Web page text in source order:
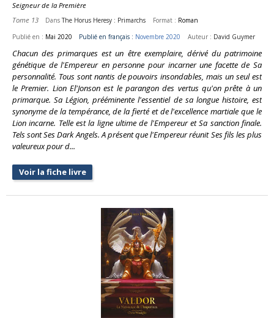
Seigneur de la Première
Tome 13
DansThe Horus Heresy : Primarchs Format : Roman
Publié en : Mai 2020 Publié en français : Novembre 2020 Auteur : David Guymer
Chacun des primarques est un être exemplaire, dérivé du patrimoine
génétique de l'Empereur en personne pour incarner une facette de Sa
personnalité. Tous sont nantis de pouvoirs insondables, mais un seul est
le Premier. Lion El'Jonson est le parangon des vertus qu'on prête à un
primarque. Sa Légion, prééminente l'essentiel de sa longue histoire, est
synonyme de la tempérance, de la fierté et de l'excellence martiale que le
Lion incarne. Telle est la ligne ultime de l'Empereur et Sa sanction finale.
Tels sont Ses Dark Angels. A présent que l'Empereur réunit Ses fils les plus
valeureux pour d...
Voir la fiche livre